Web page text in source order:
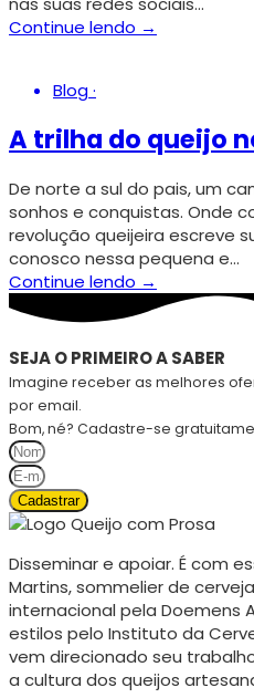
Continue lendo →
Blog·
A trilha do queijo
De norte a sul do pais, um
sonhos e conquistas. Onde
revolução queijeira escreve
conosco nessa pequena e…
Continue lendo →
SEJA O PRIMEIRO A SABER
Imagine receber as melhores
por email.
Bom, né? Cadastre-se
Cadastrar
Disseminar e apoiar. É com
Martins, sommelier de
internacional pela Doemens
estilos pelo Instituto da
vem direcionado seu
a cultura dos queijos